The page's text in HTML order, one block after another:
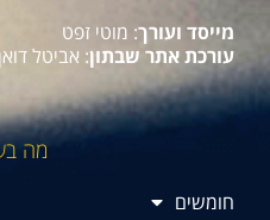
מייסד ועורך: מוטי זפט
עורכת אתר שבתון: אביטל
מה
חומשים